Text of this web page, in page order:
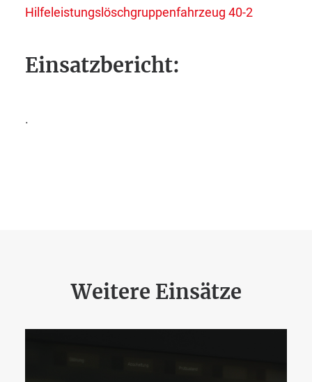
Hilfeleistungslöschgruppenfahrzeug 40-2
Einsatzbericht:
.
Weitere Einsätze